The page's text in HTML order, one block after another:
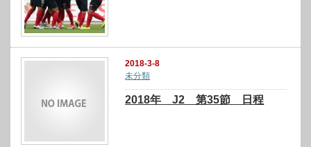
2018-3-8
未分類
2018年 J2 第35節 日程